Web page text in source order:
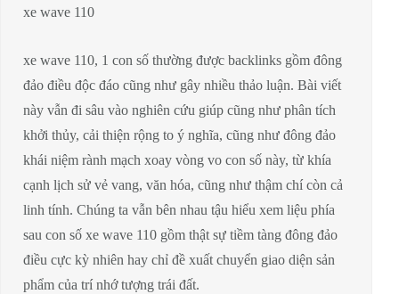
xe wave 110
xe wave 110, 1 con số thường được backlinks gồm đông
đảo điều độc đáo cũng như gây nhiều thảo luận. Bài viết
này vẫn đi sâu vào nghiên cứu giúp cũng như phân tích
khởi thủy, cải thiện rộng to ý nghĩa, cũng như đông đảo
khái niệm rành mạch xoay vòng vo con số này, từ khía
cạnh lịch sử vẻ vang, văn hóa, cũng như thậm chí còn cả
linh tính. Chúng ta vẫn bên nhau tậu hiểu xem liệu phía
sau con số xe wave 110 gồm thật sự tiềm tàng đông đảo
điều cực kỳ nhiên hay chỉ đề xuất chuyển giao diện sản
phẩm của trí nhớ tượng trái đất.